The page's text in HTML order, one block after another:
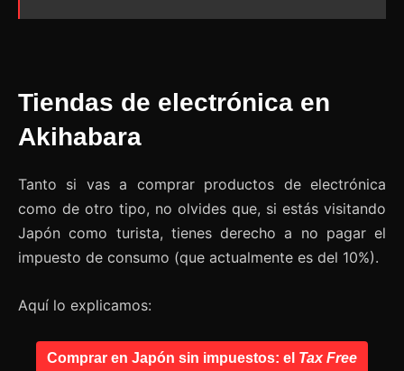
Tiendas de electrónica en
Akihabara
Tanto si vas a comprar productos de electrónica
como de otro tipo, no olvides que, si estás visitando
Japón como turista, tienes derecho a no pagar el
impuesto de consumo (que actualmente es del 10%).
Aquí lo explicamos:
Comprar en Japón sin impuestos: el Tax Free